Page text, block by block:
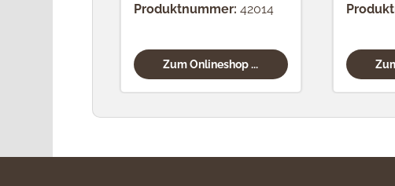
Produktnummer: 42014
Zum Onlineshop ...